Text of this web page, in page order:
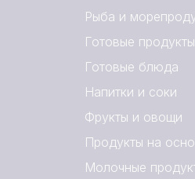
Рыба и
Готовые
Готовые блюда
Напитки и соки
Фрукты и овощи
Продукты на
Молочные